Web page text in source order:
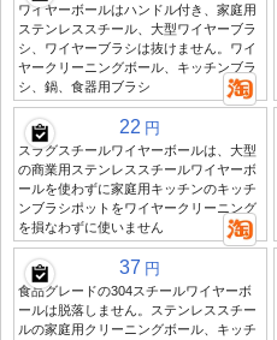
ワイヤーボールはハンドル付き、家庭用
ステンレススチール、大型ワイヤーブラ
シ、ワイヤーブラシは抜けません。ワイ
ヤークリーニングボール、キッチンブラ
シ、鍋、食器用ブラシ
22 円
スラグスチールワイヤーボールは、大型
の商業用ステンレススチールワイヤーボ
ールを使わずに家庭用キッチンのキッチ
ンブラシポットをワイヤークリーニング
を損なわずに使いません
37 円
食品グレードの304スチールワイヤーボ
ールは脱落しません。ステンレススチー
ルの家庭用クリーニングボール、キッチ